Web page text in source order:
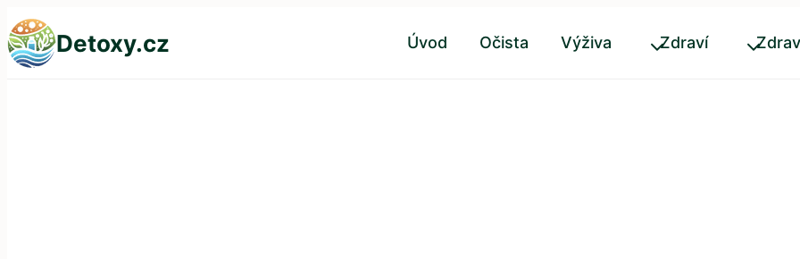
Přeskočit
na
obsah
Detoxy.cz Úvod Očista Výživa Zdraví